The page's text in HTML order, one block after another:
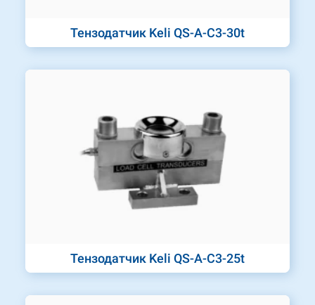
Тензодатчик Keli QS-A-C3-30t
Тензодатчик Keli QS-A-C3-25t